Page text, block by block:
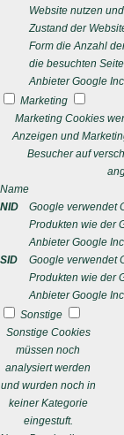
Website nutzen
Zustand der
Form die Anzahl
die besuchten
Anbieter Google
Marketing
Marketing Cookies
Anzeigen und
Besucher auf
Name
NID
Google verwendet
Produkten wie der
Anbieter Google
SID
Google verwendet
Produkten wie der
Anbieter Google
Sonstige
Sonstige Cookies
müssen noch
analysiert werden
und wurden noch in
keiner Kategorie
eingestuft.